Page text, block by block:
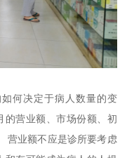
何决定于病人数量的变
的营业额、市场份额、初
营业额不应是诊所要考虑